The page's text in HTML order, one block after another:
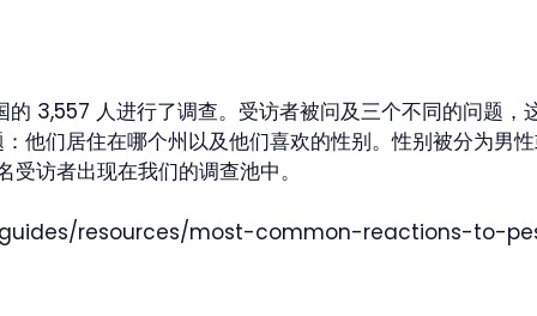
的 3,557 人进行了调查。受访者被问及三个不同的问题
他们居住在哪个州以及他们喜欢的性别。性别被分为男
访者出现在我们的调查池中。
resources/most-common-reactions-to-